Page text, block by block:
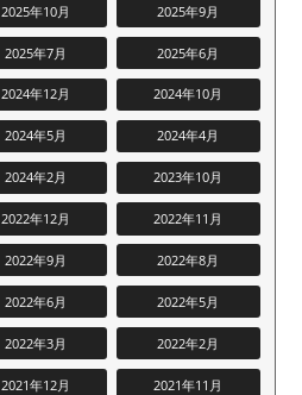
2025年10月 2025年9月
2025年7月 2025年6月
2024年12月 2024年10月
2024年5月 2024年4月
2024年2月 2023年10月
2022年12月 2022年11月
2022年9月 2022年8月
2022年6月 2022年5月
2022年3月 2022年2月
2021年12月 2021年11月